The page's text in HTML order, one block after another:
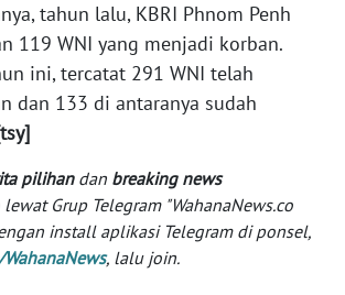
tahun lalu, KBRI Phnom Penh
119 WNI yang menjadi korban.
ini, tercatat 291 WNI telah
dan 133 di antaranya sudah
pilihandan breaking news
lewat Grup Telegram "WahanaNews.co
install aplikasi Telegram di ponsel,
, lalu join.